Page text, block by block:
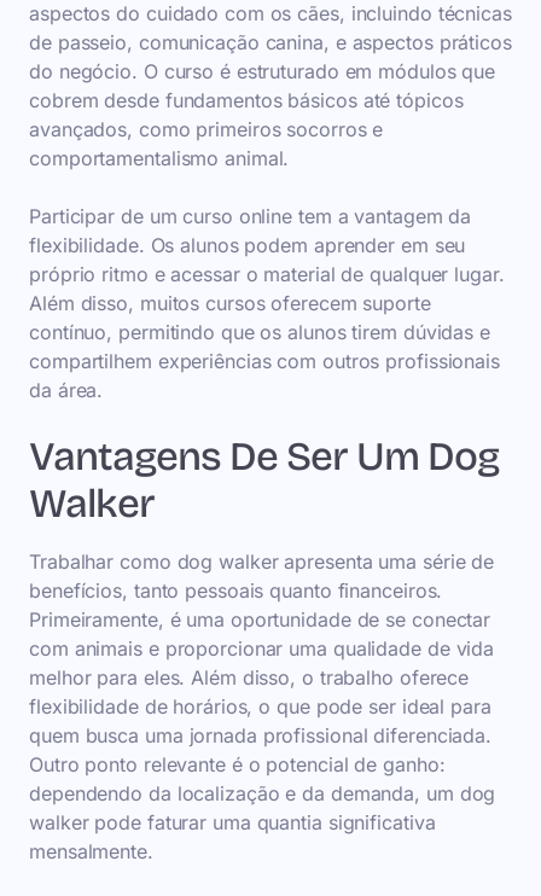
aspectos do cuidado com os cães, incluindo técnicas
de passeio, comunicação canina, e aspectos práticos
do negócio. O curso é estruturado em módulos que
cobrem desde fundamentos básicos até tópicos
avançados, como primeiros socorros e
comportamentalismo animal.
Participar de um curso online tem a vantagem da
flexibilidade. Os alunos podem aprender em seu
próprio ritmo e acessar o material de qualquer lugar.
Além disso, muitos cursos oferecem suporte
contínuo, permitindo que os alunos tirem dúvidas e
compartilhem experiências com outros profissionais
da área.
Vantagens De Ser Um Dog
Walker
Trabalhar como dog walker apresenta uma série de
benefícios, tanto pessoais quanto financeiros.
Primeiramente, é uma oportunidade de se conectar
com animais e proporcionar uma qualidade de vida
melhor para eles. Além disso, o trabalho oferece
flexibilidade de horários, o que pode ser ideal para
quem busca uma jornada profissional diferenciada.
Outro ponto relevante é o potencial de ganho:
dependendo da localização e da demanda, um dog
walker pode faturar uma quantia significativa
mensalmente.